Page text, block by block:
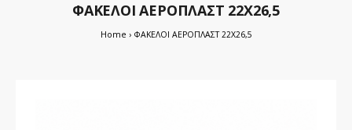
ΦΑΚΕΛΟΙ ΑΕΡΟΠΛΑΣΤ 22Χ26,5
Home ΦΑΚΕΛΟΙ ΑΕΡΟΠΛΑΣΤ 22Χ26,5